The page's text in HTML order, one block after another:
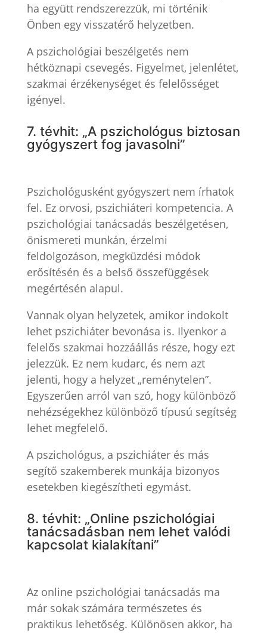
ha együtt rendszerezzük, mi történik
Önben egy visszatérő helyzetben.
A pszichológiai beszélgetés nem
hétköznapi csevegés. Figyelmet, jelenlétet,
szakmai érzékenységet és felelősséget
igényel.
7. tévhit: „A pszichológus biztosan
gyógyszert fog javasolni”
Pszichológusként gyógyszert nem írhatok
fel. Ez orvosi, pszichiáteri kompetencia. A
pszichológiai tanácsadás beszélgetésen,
önismereti munkán, érzelmi
feldolgozáson, megküzdési módok
erősítésén és a belső összefüggések
megértésén alapul.
Vannak olyan helyzetek, amikor indokolt
lehet pszichiáter bevonása is. Ilyenkor a
felelős szakmai hozzáállás része, hogy ezt
jelezzük. Ez nem kudarc, és nem azt
jelenti, hogy a helyzet „reménytelen”.
Egyszerűen arról van szó, hogy különböző
nehézségekhez különböző típusú segítség
lehet megfelelő.
A pszichológus, a pszichiáter és más
segítő szakemberek munkája bizonyos
esetekben kiegészítheti egymást.
8. tévhit: „Online pszichológiai
tanácsadásban nem lehet valódi
kapcsolat kialakítani”
Az online pszichológiai tanácsadás ma
már sokak számára természetes és
praktikus lehetőség. Különösen akkor, ha